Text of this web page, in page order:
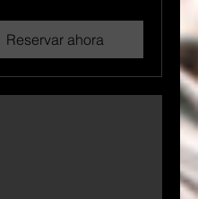
Reservar ahora